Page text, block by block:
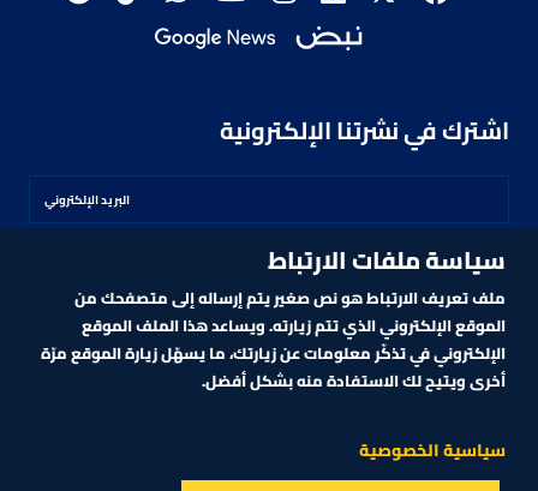
اشترك في نشرتنا الإلكترونية
اشترك
2026
CNBCARABIA.COM. ALL RIGHTS RESERVED
سياسة ملفات الارتباط
ملف تعريف الارتباط هو نص صغير يتم إرساله إلى متصفحك من
الموقع الإلكتروني الذي تتم زيارته. ويساعد هذا الملف الموقع
الإلكتروني في تذكّر معلومات عن زيارتك، ما يسهّل زيارة الموقع مرّة
أخرى ويتيح لك الاستفادة منه بشكل أفضل.
سياسية الخصوصية